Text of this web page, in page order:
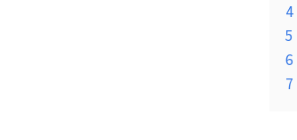
4
5
6
7